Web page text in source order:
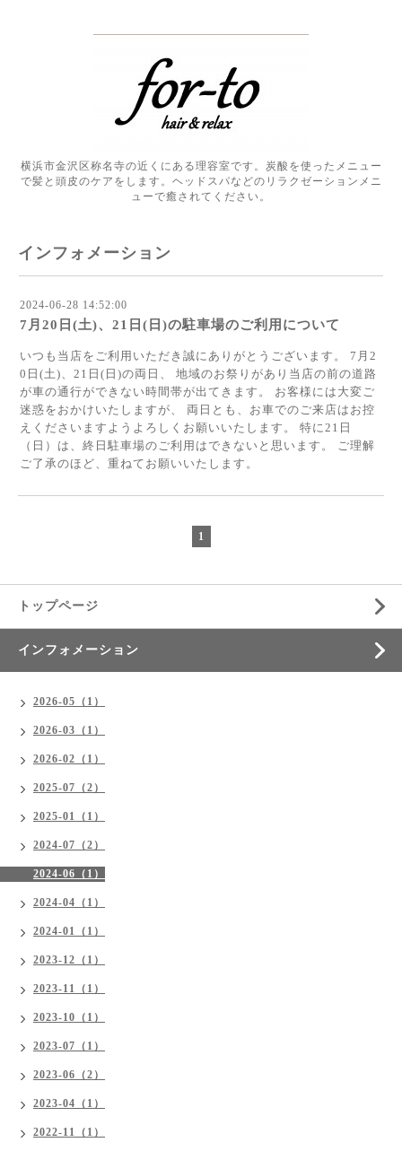
横浜市金沢区称名寺の近くにある理容室です。炭酸を使ったメニュー
で髪と頭皮のケアをします。ヘッドスパなどのリラクゼーションメニ
ューで癒されてください。
インフォメーション
2024-06-28 14:52:00
7月20日(土)、21日(日)の駐車場のご利用について
いつも当店をご利用いただき誠にありがとうございます。 7月2
0日(土)、21日(日)の両日、 地域のお祭りがあり当店の前の道路
が車の通行ができない時間帯が出てきます。 お客様には大変ご
迷惑をおかけいたしますが、 両日とも、お車でのご来店はお控
えくださいますようよろしくお願いいたします。 特に21日
（日）は、終日駐車場のご利用はできないと思います。 ご理解
ご了承のほど、重ねてお願いいたします。
1
トップページ
インフォメーション
2026-05（1）
2026-03（1）
2026-02（1）
2025-07（2）
2025-01（1）
2024-07（2）
2024-06（1）
2024-04（1）
2024-01（1）
2023-12（1）
2023-11（1）
2023-10（1）
2023-07（1）
2023-06（2）
2023-04（1）
2022-11（1）